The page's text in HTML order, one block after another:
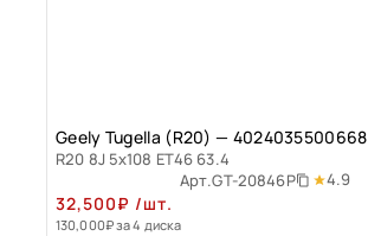
Geely Tugella (R20) — 4024035500668
R20 8J 5x108 ET46 63.4
Арт.GT-20846P 4.9
32,500₽ /шт.
130,000₽за 4 диска